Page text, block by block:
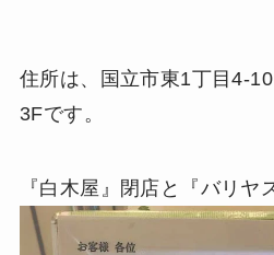
住所は、国立市東1丁目4-
3Fです。
『白木屋』閉店と『バリヤ